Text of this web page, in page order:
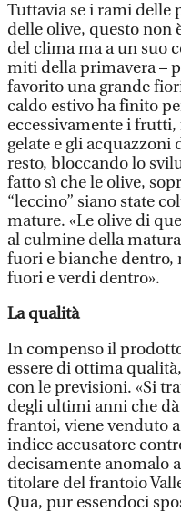
Tuttavia se i rami delle
delle olive, questo non
del clima ma a un suo
miti della primavera –
favorito una grande
caldo estivo ha finito
eccessivamente i
gelate e gli
resto, bloccando lo
fatto sì che le olive,
“leccino” siano state
mature. «Le olive di
al culmine della
fuori e bianche dentro,
fuori e verdi dentro».
La qualità
In compenso il
essere di ottima
con le previsioni. «Si
degli ultimi anni che
frantoi, viene venduto
indice accusatore
decisamente anomalo
titolare del frantoio
Qua, pur essendoci